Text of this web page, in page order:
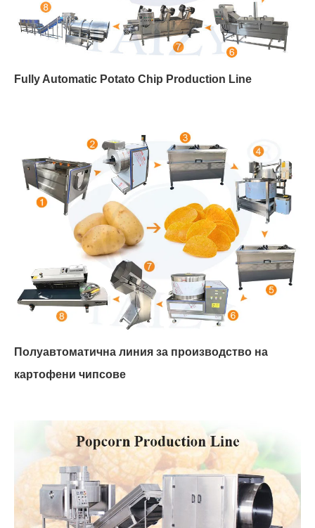
Fully Automatic Potato Chip Production Line
Полуавтоматична линия за производство на
картофени чипсове